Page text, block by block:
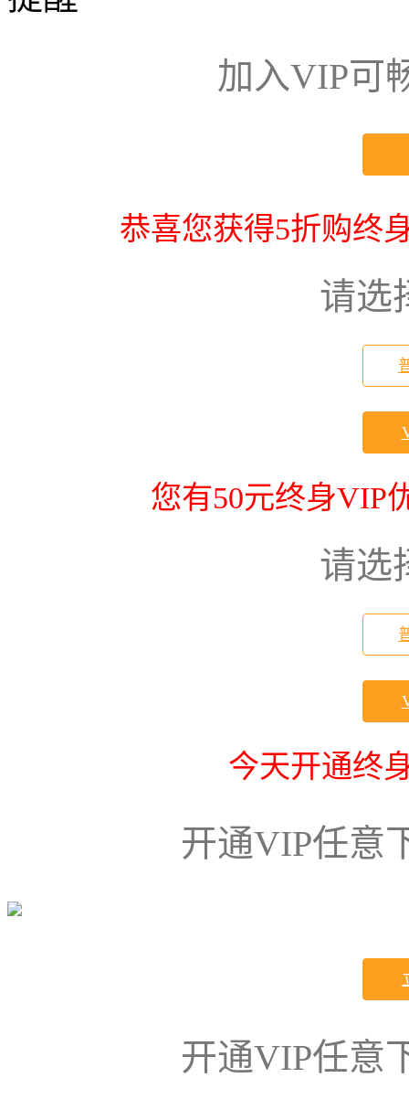
加入VIP可
恭喜您获得5折购终
请选
您有50元终身VIP
请选
今天开通终
开通VIP任意
开通VIP任意